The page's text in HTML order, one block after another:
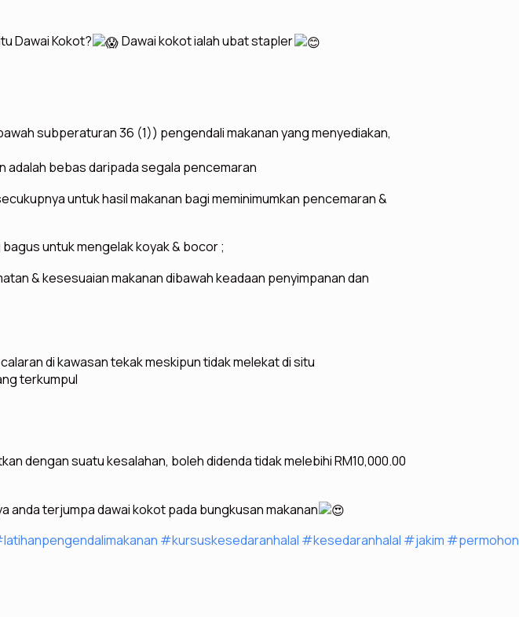
Dawai Kokot?
Dawai kokot ialah ubat stapler
subperaturan 36 (1)) pengendali makanan yang menyediakan,
adalah bebas daripada segala pencemaran
untuk hasil makanan bagi meminimumkan pencemaran &
untuk mengelak koyak & bocor ;
& kesesuaian makanan dibawah keadaan penyimpanan dan
di kawasan tekak meskipun tidak melekat di situ
terkumpul
dengan suatu kesalahan, boleh didenda tidak melebihi RM10,000.00
anda terjumpa dawai kokot pada bungkusan makanan
#kursuskesedaranhalal #kesedaranhalal #jakim